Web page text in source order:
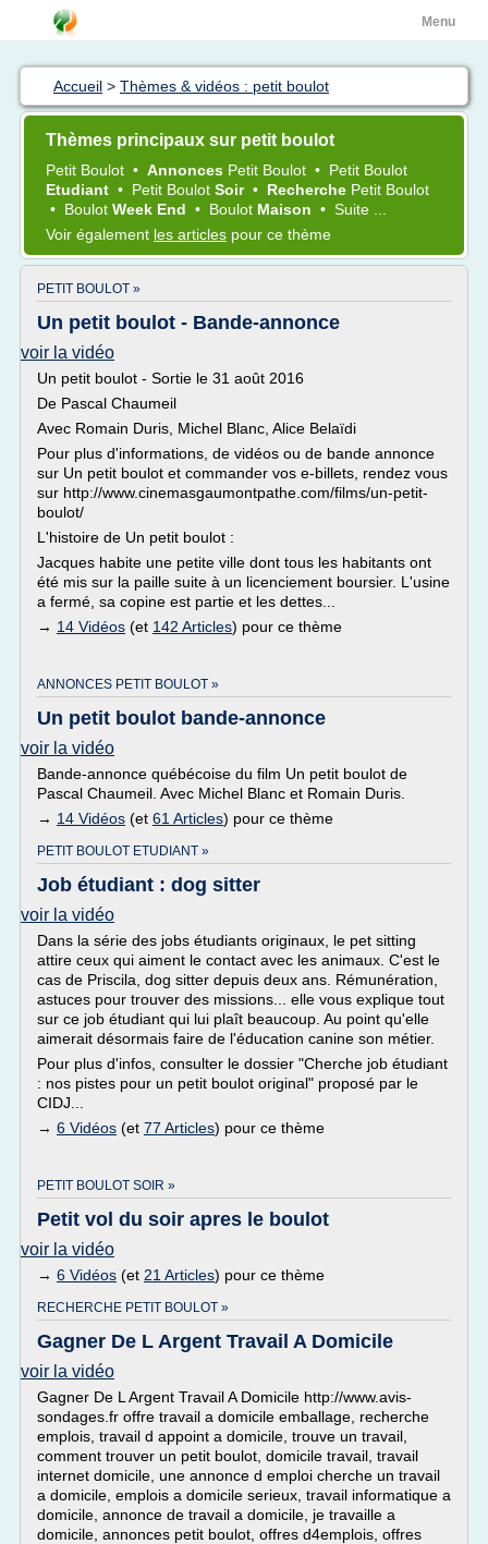
Menu
Accueil > Thèmes & vidéos : petit boulot
Thèmes principaux sur petit boulot
Petit Boulot • Annonces Petit Boulot • Petit Boulot
Etudiant • Petit Boulot Soir • Recherche Petit Boulot
• Boulot Week End • Boulot Maison • Suite ...
Voir également les articles pour ce thème
PETIT BOULOT »
Un petit boulot - Bande-annonce
voir la vidéo
Un petit boulot - Sortie le 31 août 2016
De Pascal Chaumeil
Avec Romain Duris, Michel Blanc, Alice Belaïdi
Pour plus d'informations, de vidéos ou de bande annonce
sur Un petit boulot et commander vos e-billets, rendez vous
sur http://www.cinemasgaumontpathe.com/films/un-petit-
boulot/
L'histoire de Un petit boulot :
Jacques habite une petite ville dont tous les habitants ont
été mis sur la paille suite à un licenciement boursier. L'usine
a fermé, sa copine est partie et les dettes...
→ 14 Vidéos (et 142 Articles) pour ce thème
ANNONCES PETIT BOULOT »
Un petit boulot bande-annonce
voir la vidéo
Bande-annonce québécoise du film Un petit boulot de
Pascal Chaumeil. Avec Michel Blanc et Romain Duris.
→ 14 Vidéos (et 61 Articles) pour ce thème
PETIT BOULOT ETUDIANT »
Job étudiant : dog sitter
voir la vidéo
Dans la série des jobs étudiants originaux, le pet sitting
attire ceux qui aiment le contact avec les animaux. C'est le
cas de Priscila, dog sitter depuis deux ans. Rémunération,
astuces pour trouver des missions... elle vous explique tout
sur ce job étudiant qui lui plaît beaucoup. Au point qu'elle
aimerait désormais faire de l'éducation canine son métier.
Pour plus d'infos, consulter le dossier "Cherche job étudiant
: nos pistes pour un petit boulot original" proposé par le
CIDJ...
→ 6 Vidéos (et 77 Articles) pour ce thème
PETIT BOULOT SOIR »
Petit vol du soir apres le boulot
voir la vidéo
→ 6 Vidéos (et 21 Articles) pour ce thème
RECHERCHE PETIT BOULOT »
Gagner De L Argent Travail A Domicile
voir la vidéo
Gagner De L Argent Travail A Domicile http://www.avis-
sondages.fr offre travail a domicile emballage, recherche
emplois, travail d appoint a domicile, trouve un travail,
comment trouver un petit boulot, domicile travail, travail
internet domicile, une annonce d emploi cherche un travail
a domicile, emplois a domicile serieux, travail informatique a
domicile, annonce de travail a domicile, je travaille a
domicile, annonces petit boulot, offres d4emplois, offres